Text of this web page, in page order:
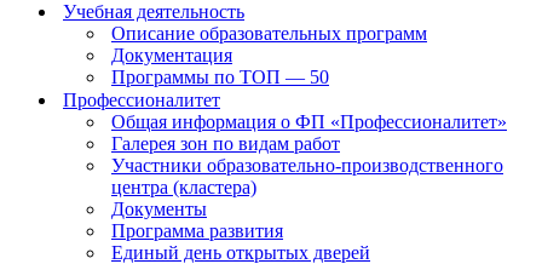
Учебная деятельность
Описание образовательных программ
Документация
Программы по ТОП — 50
Профессионалитет
Общая информация о ФП «Профессионалитет»
Галерея зон по видам работ
Участники образовательно-производственного
центра (кластера)
Документы
Программа развития
Единый день открытых дверей